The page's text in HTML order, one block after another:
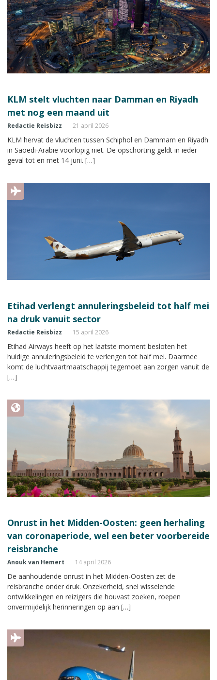
KLM stelt vluchten naar Damman en Riyadh
met nog een maand uit
Redactie Reisbizz 21 april 2026
KLM hervat de vluchten tussen Schiphol en Dammam en Riyadh
in Saoedi-Arabië voorlopig niet. De opschorting geldt in ieder
geval tot en met 14 juni. […]
Etihad verlengt annuleringsbeleid tot half mei
na druk vanuit sector
Redactie Reisbizz 15 april 2026
Etihad Airways heeft op het laatste moment besloten het
huidige annuleringsbeleid te verlengen tot half mei. Daarmee
komt de luchtvaartmaatschappij tegemoet aan zorgen vanuit de
[…]
Onrust in het Midden-Oosten: geen herhaling
van coronaperiode, wel een beter voorbereide
reisbranche
Anouk van Hemert 14 april 2026
De aanhoudende onrust in het Midden-Oosten zet de
reisbranche onder druk. Onzekerheid, snel wisselende
ontwikkelingen en reizigers die houvast zoeken, roepen
onvermijdelijk herinneringen op aan […]